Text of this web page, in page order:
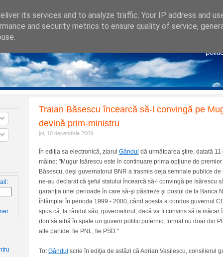
Traian Băsescu încearcă să-l convingă pe
devină prim-ministru
joi, 10 decembrie 2009
În ediţia sa electronică, ziarul Gândul dă următoarea ştire, datată
mâine: "Mugur Isărescu este în continuare prima opţiune de
Băsescu, deşi guvernatorul BNR a trasmis deja semnale publice de
ne-au declarat că şeful statului încearcă să-l convingă pe Isărescu
garanţia unei perioade în care să-şi păstreze şi postul de la Banca
întâmplat în perioda 1999 - 2000, când acesta a condus guvernul
spus că, la rândul său, guvernatorul, dacă va fi convins să ia măcar
dori să aibă în spate un guvern politic puternic, format nu doar din
alte partide, fie PNL, fie PSD."
TotGândul scrie în ediţia de astăzi că Adrian Vasilescu, consilierul
its services and to analyze traffic. Your IP address and
and security metrics to ensure quality of service,